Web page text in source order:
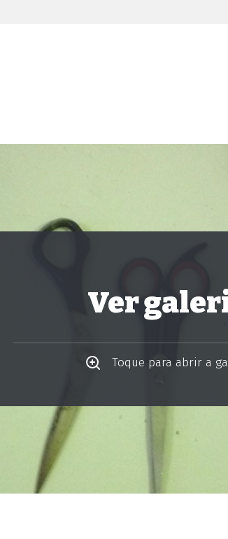
Ver
Toque para abrir a